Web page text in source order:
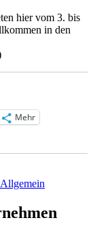
hier vom 3. bis
in den
Mehr
Allgemein